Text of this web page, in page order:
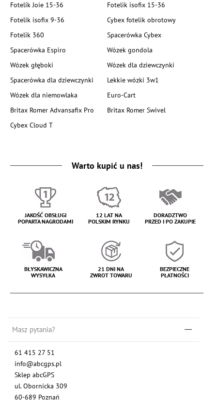
Fotelik Joie 15-36
Fotelik isofix 15-36
Fotelik isofix 9-36
Cybex fotelik obrotowy
Fotelik 360
Spacerówka Cybex
Spacerówka Espiro
Wózek gondola
Wózek głęboki
Wózek dla dziewczynki
Spacerówka dla dziewczynki
Lekkie wózki 3w1
Wózek dla niemowlaka
Euro-Cart
Britax Romer Advansafix Pro
Britax Romer Swivel
Cybex Cloud T
Warto kupić u nas!
JAKOŚĆ OBSŁUGI
POPARTA NAGRODAMI
12 LAT NA
POLSKIM RYNKU
DORADZTWO
PRZED I PO ZAKUPIE
BŁYSKAWICZNA
WYSYŁKA
21 DNI NA
ZWROT TOWARU
BEZPIECZNE
PŁATNOŚCI
Masz pytania?
61 415 27 51
info@abcgps.pl
Sklep abcGPS
ul. Obornicka 309
60-689 Poznań